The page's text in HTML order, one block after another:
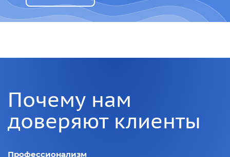
Почему нам
доверяют клиенты
Профессионализм